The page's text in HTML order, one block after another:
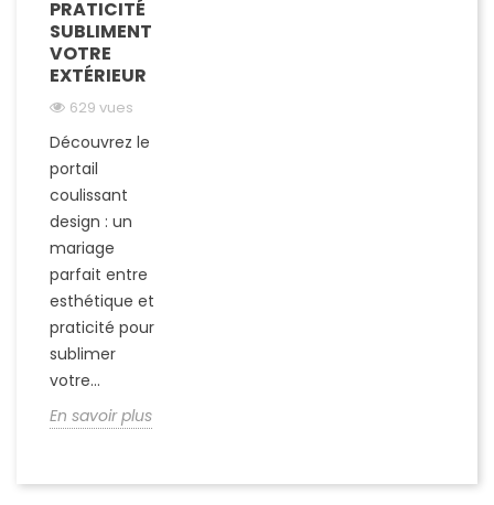
PRATICITÉ
SUBLIMENT
VOTRE
EXTÉRIEUR
629 vues
Découvrez le
portail
coulissant
design : un
mariage
parfait entre
esthétique et
praticité pour
sublimer
votre...
En savoir plus